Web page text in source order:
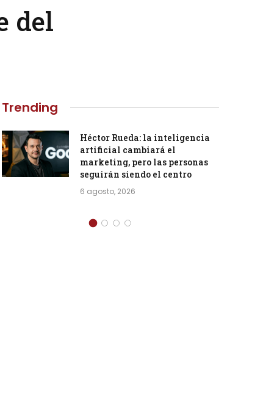
del
Trending
Héctor Rueda: la inteligencia
artificial cambiará el
marketing, pero las personas
seguirán siendo el centro
6 agosto, 2026